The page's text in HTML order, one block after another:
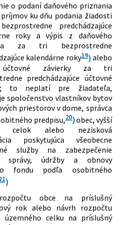
o podaní daňového priznania
ku dňu podania žiadosti
predchádzajúce
roky a výpis z daňového
za tri bezprostredne
kalendárne roky19) alebo
účtovné závierky za tri
predchádzajúce účtovné
to neplatí pre žiadateľa,
spoločenstvo vlastníkov bytov
priestorov v dome, správca
predpisu,20)obec, vyšší
celok alebo nezisková
poskytujúca všeobecne
služby na zabezpečenie
správy, údržby a obnovy
fondu podľa osobitného
)
obce na príslušný
rok alebo návrh rozpočtu
územného celku na príslušný